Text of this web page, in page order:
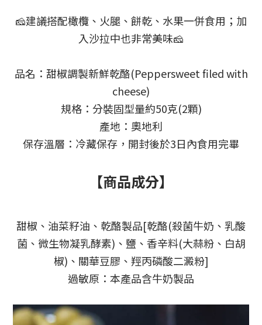
🧀建議搭配橄欖、火腿、餅乾、水果一併食用；加
入沙拉中也非常美味🧀
品名：甜椒調製新鮮乾酪(Peppersweet filed with
cheese)
規格：分裝固型量約50克(2顆)
產地：奧地利
保存溫層：冷藏保存，開封後於3日內食用完畢
【商品成分】
甜椒、油菜籽油、乾酪製品[乾酪(殺菌牛奶、乳酸
菌、微生物凝乳酵素)、鹽、香辛料(大蒜粉、白胡
椒)、關華豆膠、羥丙磷酸二澱粉]
過敏原：本產品含牛奶製品